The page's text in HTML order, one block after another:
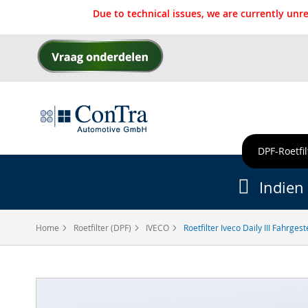
Due to technical issues, we are currently
Ga
naar
inhoud
DPF-
Home Roetfilter (DPF) IVECO Roetfilter Iveco Daily III
Indien